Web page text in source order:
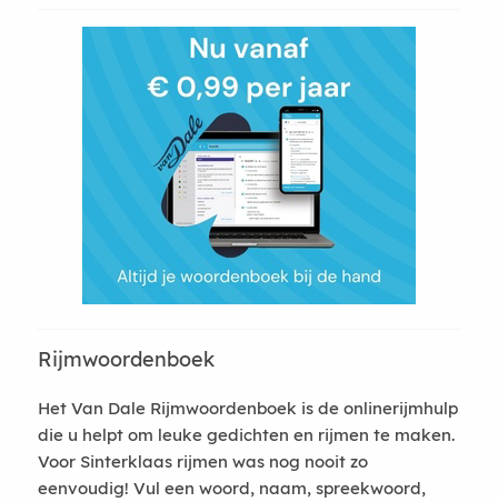
Rijmwoordenboek
Het Van Dale Rijmwoordenboek is de onlinerijmhulp
die u helpt om leuke gedichten en rijmen te maken.
Voor Sinterklaas rijmen was nog nooit zo
eenvoudig! Vul een woord, naam, spreekwoord,